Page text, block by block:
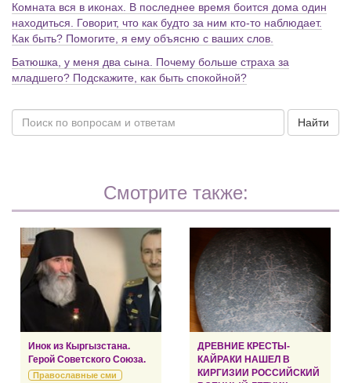
Комната вся в иконах. В последнее время боится дома один
находиться. Говорит, что как будто за ним кто-то наблюдает.
Как быть? Помогите, я ему объясню с ваших слов.
Батюшка, у меня два сына. Почему больше страха за
младшего? Подскажите, как быть спокойной?
Найти
Смотрите также:
Инок из Кыргызстана.
Герой Советского Союза.
Православные сми
ДРЕВНИЕ КРЕСТЫ-
КАЙРАКИ НАШЕЛ В
КИРГИЗИИ РОССИЙСКИЙ